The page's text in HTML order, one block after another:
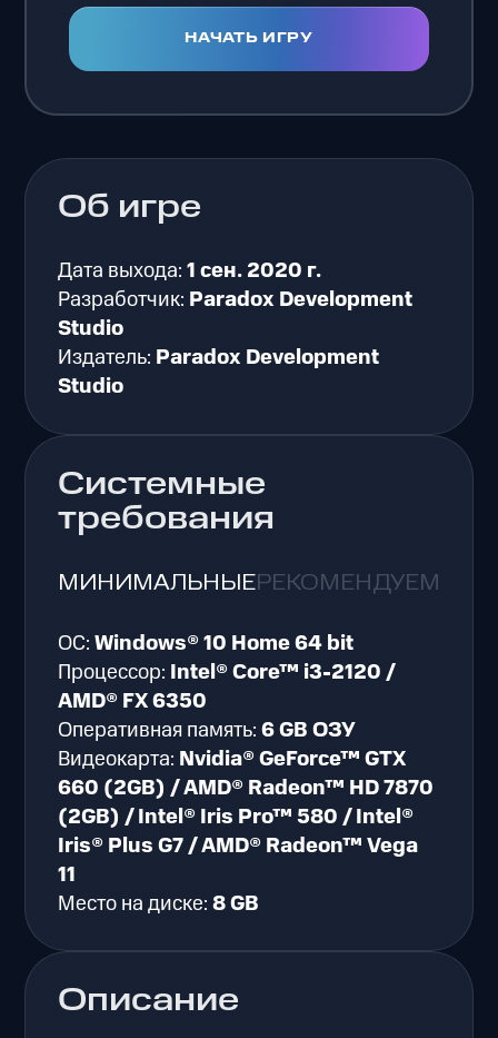
НАЧАТЬ ИГРУ
Описание
Об игре
Дата выхода:1 сен. 2020 г.
Разработчик: Paradox Development
Studio
Издатель: Paradox Development
Studio
Системные
требования
МИНИМАЛЬНЫЕРЕКОМЕНДУЕМЫЕ
ОС:Windows® 10 Home 64 bit
Процессор: Intel® Core™ i3-2120 /
AMD® FX 6350
Оперативная память:6 GB ОЗУ
Видеокарта: Nvidia® GeForce™ GTX
660 (2GB) / AMD® Radeon™ HD 7870
(2GB) / Intel® Iris Pro™ 580 / Intel®
Iris® Plus G7 / AMD® Radeon™ Vega
11
Место на диске:8 GB